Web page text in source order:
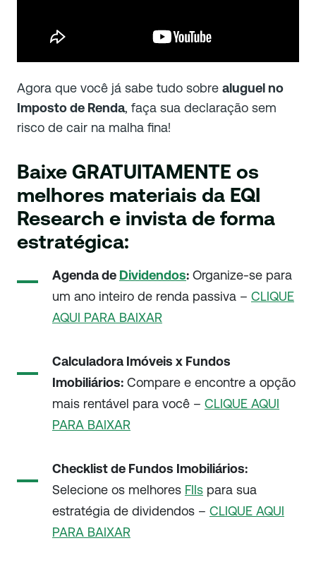
Agora que você já sabe tudo sobre aluguel no
Imposto de Renda, faça sua declaração sem
risco de cair na malha fina!
Baixe GRATUITAMENTE os
melhores materiais da EQI
Research e invista de forma
estratégica:
Agenda de Dividendos: Organize-se para
um ano inteiro de renda passiva – CLIQUE
AQUI PARA BAIXAR
Calculadora Imóveis x Fundos
Imobiliários: Compare e encontre a opção
mais rentável para você – CLIQUE AQUI
PARA BAIXAR
Checklist de Fundos Imobiliários:
Selecione os melhores FIIs para sua
estratégia de dividendos – CLIQUE AQUI
PARA BAIXAR